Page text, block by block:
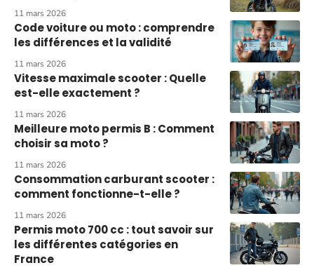
11 mars 2026
Code voiture ou moto : comprendre
les différences et la validité
11 mars 2026
Vitesse maximale scooter : Quelle
est-elle exactement ?
11 mars 2026
Meilleure moto permis B : Comment
choisir sa moto ?
11 mars 2026
Consommation carburant scooter :
comment fonctionne-t-elle ?
11 mars 2026
Permis moto 700 cc : tout savoir sur
les différentes catégories en
France